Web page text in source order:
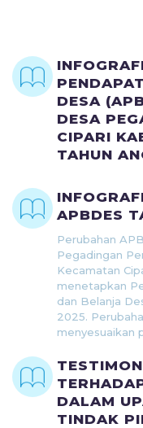
DESA
DESA
CIPARI
TAHUN
APBDES
Perubahan
Pegadingan
Kecamatan
menetapkan
dan Belanja
2025.
menyesuaikan
DALAM
TINDAK